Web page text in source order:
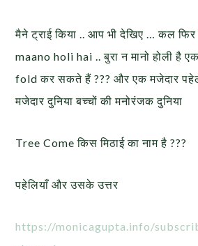
मैने ट्राई किया .. आप भी देखिए … कल
maano holi hai .. बुरा न मानो होली है
fold कर सकते हैं ??? और एक मजेदार
मजेदार दुनिया बच्चों की मनोरंजक दुनिया
Tree Come किस मिठाई का नाम है ???
पहेलियाँ और उसके उत्तर
https://monicagupta.info/